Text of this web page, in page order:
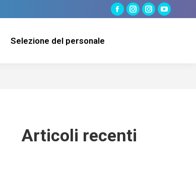
Facebook
Instagram
Instagram
YouTube
Selezione del personale
Articoli recenti